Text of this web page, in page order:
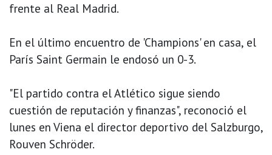
frente al Real Madrid.
En el último encuentro de 'Champions' en casa, el
París Saint Germain le endosó un 0-3.
"El partido contra el Atlético sigue siendo
cuestión de reputación y finanzas", reconoció el
lunes en Viena el director deportivo del Salzburgo,
Rouven Schröder.